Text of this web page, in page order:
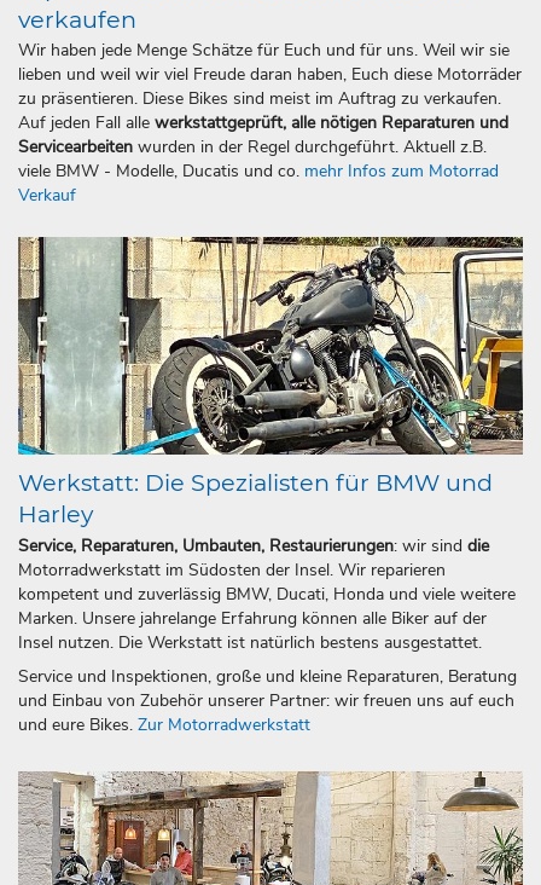
verkaufen
Wir haben jede Menge Schätze für Euch und für uns. Weil wir sie
lieben und weil wir viel Freude daran haben, Euch diese Motorräder
zu präsentieren. Diese Bikes sind meist im Auftrag zu verkaufen.
Auf jeden Fall alle werkstattgeprüft, alle nötigen Reparaturen und
Servicearbeiten wurden in der Regel durchgeführt. Aktuell z.B.
viele BMW - Modelle, Ducatis und co. mehr Infos zum Motorrad
Verkauf
Werkstatt: Die Spezialisten für BMW und
Harley
Service, Reparaturen, Umbauten, Restaurierungen: wir sind die
Motorradwerkstatt im Südosten der Insel. Wir reparieren
kompetent und zuverlässig BMW, Ducati, Honda und viele weitere
Marken. Unsere jahrelange Erfahrung können alle Biker auf der
Insel nutzen. Die Werkstatt ist natürlich bestens ausgestattet.
Service und Inspektionen, große und kleine Reparaturen, Beratung
und Einbau von Zubehör unserer Partner: wir freuen uns auf euch
und eure Bikes. Zur Motorradwerkstatt